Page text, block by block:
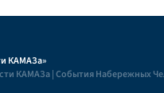
КАМАЗа»
КАМАЗа | События Набережных